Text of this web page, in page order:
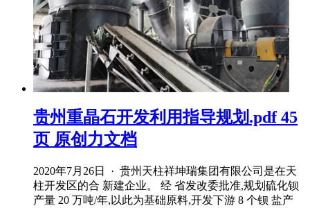
贵州重晶石开发利用指导规划.pdf 45
页 原创力文档
2020年7月26日 · 贵州天柱祥坤瑞集团有限公司是在天
柱开发区的合 新建企业。 经 省发改委批准,规划硫化钡
产量 20 万吨/年,以此为基础原料,开发下游 8 个钡 盐产